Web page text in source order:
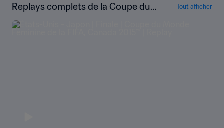
Replays complets de la Coupe du
Monde Féminine de la FIFA, Canad
a 2015™
Tout afficher